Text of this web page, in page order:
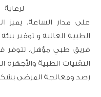
على مدار الساعة. يميز
الطبية العالية و توفير
فريق طبي مؤهل. تتوفر
التقنيات الطبية
رصد ومعالجة المرضى